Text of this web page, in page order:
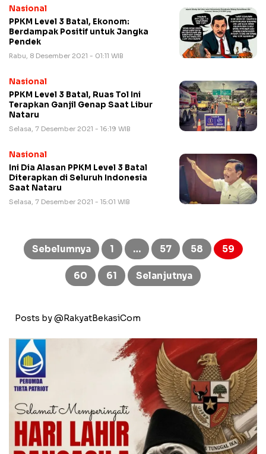
Nasional
PPKM Level 3 Batal, Ekonom:
Berdampak Positif untuk Jangka
Pendek
Rabu, 8 Desember 2021 - 01:11 WIB
Nasional
PPKM Level 3 Batal, Ruas Tol Ini
Terapkan Ganjil Genap Saat Libur
Nataru
Selasa, 7 Desember 2021 - 16:19 WIB
Nasional
Ini Dia Alasan PPKM Level 3 Batal
Diterapkan di Seluruh Indonesia
Saat Nataru
Selasa, 7 Desember 2021 - 15:01 WIB
Paginasi
pos
Sebelumnya 1 … 57 58 59
60 61 Selanjutnya
Posts by @RakyatBekasiCom